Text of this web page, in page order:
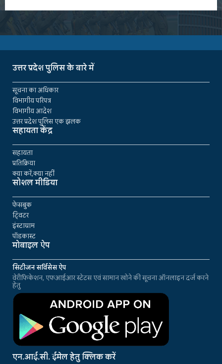
उत्तर प्रदेश पुलिस के बारे में
सूचना का अधिकार
विभागीय परिपत्र
विभागीय आदेश
उत्तर प्रदेश पुलिस एक झलक
सहायता केंद्र
सहायता
प्रतिक्रिया
क्या करें,क्या नहीं
सोशल मीडिया
फेसबुक
ट्विटर
इंस्टाग्राम
पॉडकास्ट
मोबाइल ऐप
सिटीजन सर्विसेस ऐप
वेरीफिकेशन, एफआईआर स्टेटस एवं सामान खोने की सूचना ऑनलाइन दर्ज करने
हेतु
एन.आई.सी. ईमेल हेतु क्लिक करें